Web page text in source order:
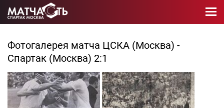
Фотогалерея матча ЦСКА (Москва) -
Спартак (Москва) 2:1